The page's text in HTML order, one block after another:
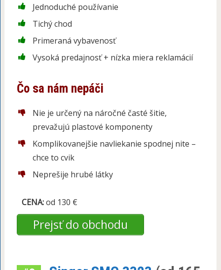
Jednoduché používanie
Tichý chod
Primeraná vybavenosť
Vysoká predajnosť + nízka miera reklamácií
Čo sa nám nepáči
Nie je určený na náročné časté šitie,
prevažujú plastové komponenty
Komplikovanejšie navliekanie spodnej nite –
chce to cvik
Neprešije hrubé látky
CENA:od 130 €
Prejsť do obchodu